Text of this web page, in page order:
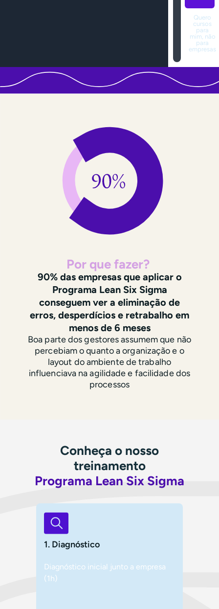
Quero
cursos
para
mim, não
para
empresas
Por que fazer?
90% das empresas que aplicar o
Programa Lean Six Sigma
conseguem ver a eliminação de
erros, desperdícios e retrabalho em
menos de 6 meses
Boa parte dos gestores assumem que não
percebiam o quanto a organização e o
layout do ambiente de trabalho
influenciava na agilidade e facilidade dos
processos
Conheça o nosso
treinamento
Programa Lean Six Sigma
1. Diagnóstico
Diagnóstico inicial junto a empresa
(1h)